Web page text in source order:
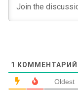
1 КОММЕНТАРИЙ
Oldest